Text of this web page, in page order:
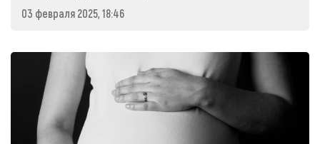
03 февраля 2025, 18:46